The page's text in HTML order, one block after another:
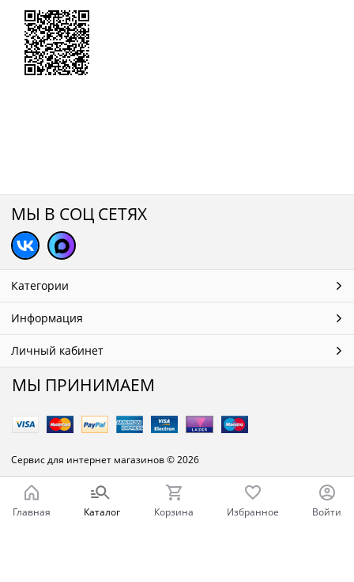
МЫ В СОЦ СЕТЯХ
Категории
Информация
Личный кабинет
МЫ ПРИНИМАЕМ
Сервис для интернет магазинов© 2026
Главная Каталог Корзина Избранное Войти